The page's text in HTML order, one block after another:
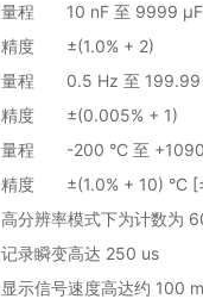
量程
10 nF 至 9999 μF
精度
±(1.0% + 2)
量程
0.5 Hz 至
精度
±(0.005% + 1)
量程
-200 °C 至
精度
±(1.0% + 10) °C
高分辨率模式下为计数为
记录瞬变高达 250 us
显示信号速度高达约 100